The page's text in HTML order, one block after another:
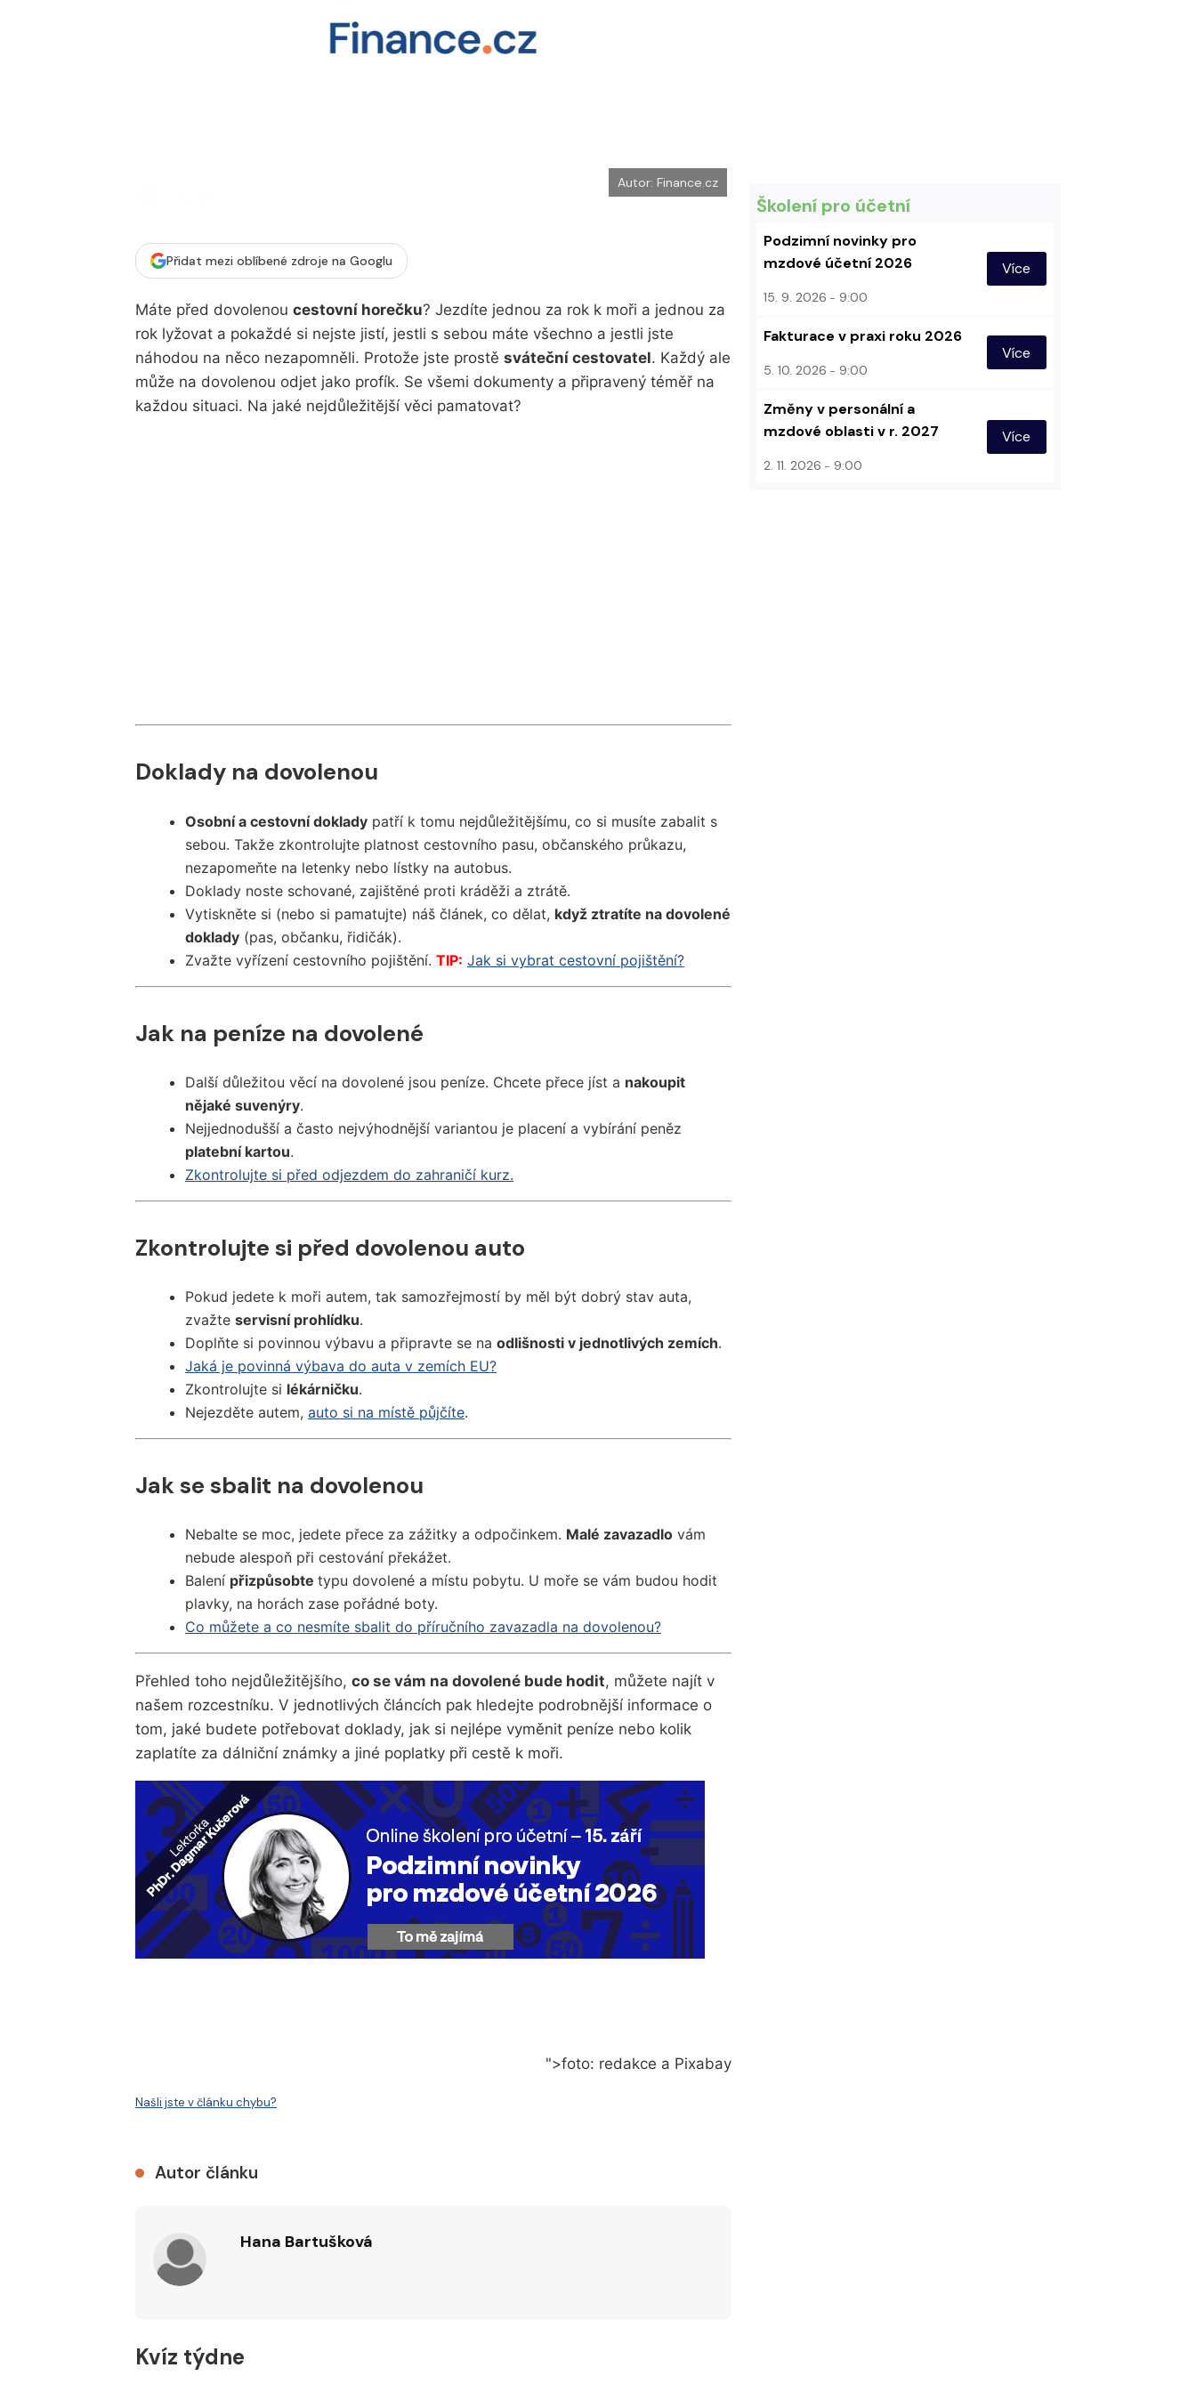
Autor: Finance.cz
Přidat mezi oblíbené zdroje na Googlu
Máte před dovolenou cestovní horečku? Jezdíte jednou za rok k moři a jednou za
rok lyžovat a pokaždé si nejste jistí, jestli s sebou máte všechno a jestli jste
náhodou na něco nezapomněli. Protože jste prostě sváteční cestovatel. Každý ale
může na dovolenou odjet jako profík. Se všemi dokumenty a připravený téměř na
každou situaci. Na jaké nejdůležitější věci pamatovat?
Doklady na dovolenou
Osobní a cestovní doklady patří k tomu nejdůležitějšímu, co si musíte zabalit s
sebou. Takže zkontrolujte platnost cestovního pasu, občanského průkazu,
nezapomeňte na letenky nebo lístky na autobus.
Doklady noste schované, zajištěné proti kráděži a ztrátě.
Vytiskněte si (nebo si pamatujte) náš článek, co dělat, když ztratíte na dovolené
doklady (pas, občanku, řidičák).
Zvažte vyřízení cestovního pojištění. TIP: Jak si vybrat cestovní pojištění?
Jak na peníze na dovolené
Další důležitou věcí na dovolené jsou peníze. Chcete přece jíst a nakoupit
nějaké suvenýry.
Nejjednodušší a často nejvýhodnější variantou je placení a vybírání peněz
platební kartou.
Zkontrolujte si před odjezdem do zahraničí kurz.
Zkontrolujte si před dovolenou auto
Pokud jedete k moři autem, tak samozřejmostí by měl být dobrý stav auta,
zvažte servisní prohlídku.
Doplňte si povinnou výbavu a připravte se na odlišnosti v jednotlivých zemích.
Jaká je povinná výbava do auta v zemích EU?
Zkontrolujte si lékárničku.
Nejezděte autem, auto si na místě půjčíte.
Jak se sbalit na dovolenou
Nebalte se moc, jedete přece za zážitky a odpočinkem. Malé zavazadlo vám
nebude alespoň při cestování překážet.
Balení přizpůsobte typu dovolené a místu pobytu. U moře se vám budou hodit
plavky, na horách zase pořádné boty.
Co můžete a co nesmíte sbalit do příručního zavazadla na dovolenou?
Přehled toho nejdůležitějšího, co se vám na dovolené bude hodit, můžete najít v
našem rozcestníku. V jednotlivých článcích pak hledejte podrobnější informace o
tom, jaké budete potřebovat doklady, jak si nejlépe vyměnit peníze nebo kolik
zaplatíte za dálniční známky a jiné poplatky při cestě k moři.
">foto: redakce a Pixabay
Našli jste v článku chybu?
Autor článku
Hana Bartušková
Kvíz týdne
Školení pro účetní
Podzimní novinky pro
mzdové účetní 2026
15. 9. 2026 9:00
Více
Fakturace v praxi roku 2026
5. 10. 2026 9:00
Více
Změny v personální a
mzdové oblasti v r. 2027
2. 11. 2026 9:00
Více